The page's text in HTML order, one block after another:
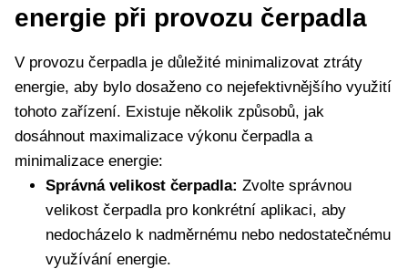
energie při provozu čerpadla
V provozu čerpadla je důležité minimalizovat ztráty
energie, aby bylo dosaženo co nejefektivnějšího využití
tohoto zařízení. Existuje několik způsobů, jak
dosáhnout maximalizace výkonu čerpadla a
minimalizace energie:
Správná velikost čerpadla: Zvolte správnou
velikost čerpadla pro konkrétní aplikaci, aby
nedocházelo k nadměrnému nebo nedostatečnému
využívání energie.